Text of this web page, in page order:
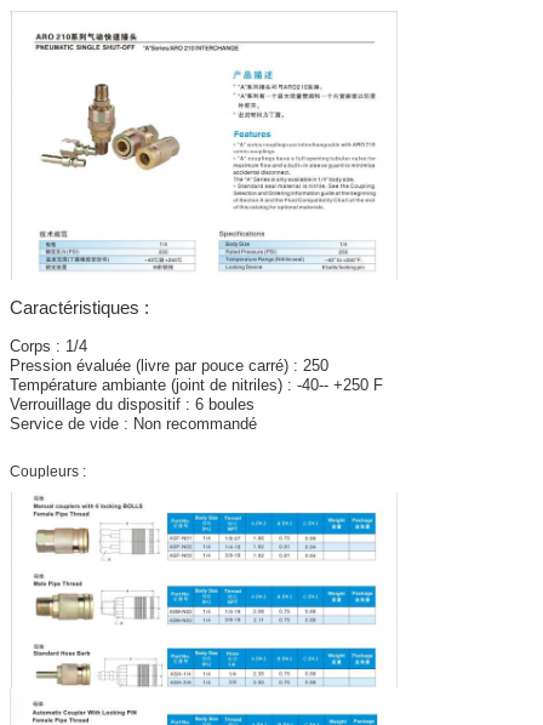
Caractéristiques :
Corps : 1/4
Pression évaluée (livre par pouce carré) : 250
Température ambiante (joint de nitriles) : -40-- +250 F
Verrouillage du dispositif : 6 boules
Service de vide : Non recommandé
Coupleurs :